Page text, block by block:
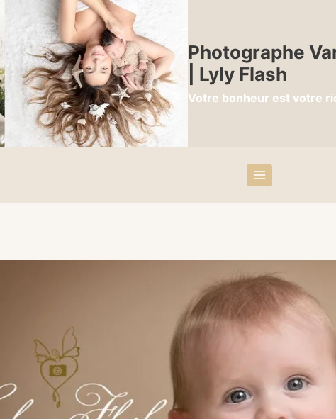
Photographe
| Lyly Flash
Votre bonheur est votre